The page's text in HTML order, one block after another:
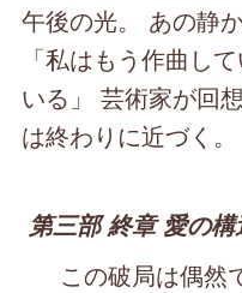
午後の光。 あの静
「私はもう作曲し
いる」 芸術家が回
は終わりに近づく。
第三部 終章 愛の
この破局は偶然